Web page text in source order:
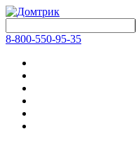
8-800-550-95-35